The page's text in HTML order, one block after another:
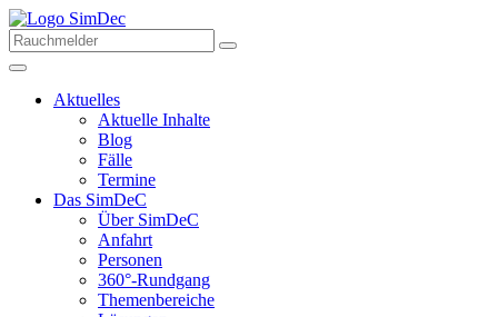
Aktuelles
Aktuelle Inhalte
Blog
Fälle
Termine
Das SimDeC
Über SimDeC
Anfahrt
Personen
360°-Rundgang
Themenbereiche